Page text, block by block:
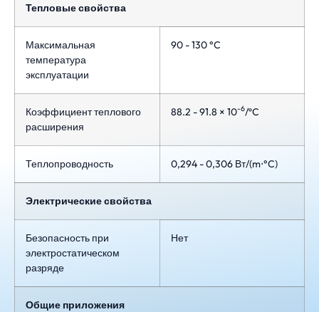
Тепловые свойства
Максимальная
температура
эксплуатации
90 - 130 °C
Коэффициент теплового
расширения
88.2 - 91.8 × 10-6/ºC
Теплопроводность 0,294 - 0,306 Вт/(m⋅°C)
Электрические свойства
Безопасность при
электростатическом
разряде
Нет
Общие приложения